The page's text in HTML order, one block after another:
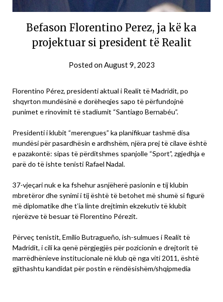
Befason Florentino Perez, ja kë ka
projektuar si president të Realit
Posted onAugust 9, 2023
Florentino Pérez, presidenti aktual i Realit të Madridit, po
shqyrton mundësinë e dorëheqjes sapo të përfundojnë
punimet e rinovimit të stadiumit “Santiago Bernabéu”.
Presidenti i klubit “merengues” ka planifikuar tashmë disa
mundësi për pasardhësin e ardhshëm, njëra prej të cilave është
e pazakontë: sipas të përditshmes spanjolle “Sport”, zgjedhja e
parë do të ishte tenisti Rafael Nadal.
37-vjeçari nuk e ka fshehur asnjëherë pasionin e tij klubin
mbretëror dhe synimi i tij është të betohet më shumë si figurë
më diplomatike dhe t’ia linte drejtimin ekzekutiv të klubit
njerëzve të besuar të Florentino Pérezit.
Përveç tenistit, Emilio Butragueño, ish-sulmues i Realit të
Madridit, i cili ka qenë përgjegjës për pozicionin e drejtorit të
marrëdhënieve institucionale në klub që nga viti 2011, është
gjithashtu kandidat për postin e rëndësishëm/shqipmedia